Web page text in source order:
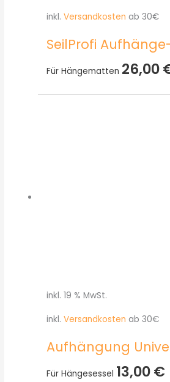
inkl. Versandkosten ab 30€
SeilProfi
Für Hängematten 26,00
inkl. 19 % MwSt.
inkl. Versandkosten ab 30€
Aufhängung
Für Hängesessel 13,00€